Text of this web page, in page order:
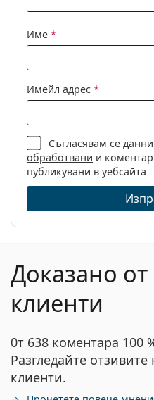
Име *
Имейл адрес *
Съгласявам се
обработвани и
публикувани в уебсайта
Доказано
клиенти
0т 638 коментара 100
Разгледайте
клиенти.